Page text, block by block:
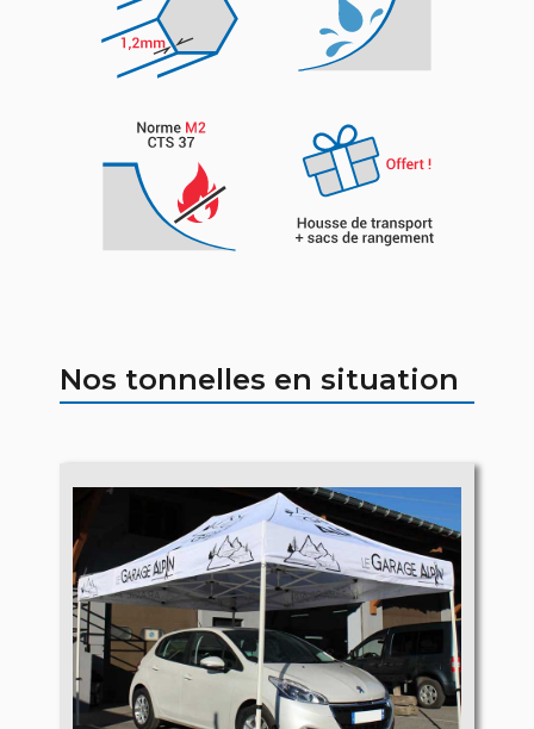
Nos tonnelles en situation